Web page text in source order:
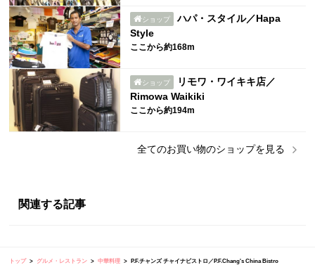
ショップ
ハパ・スタイル／Hapa
Style
ここから約168m
ショップ
リモワ・ワイキキ店／
Rimowa Waikiki
ここから約194m
全てのお買い物のショップを見る
関連する記事
トップ グルメ・レストラン 中華料理 P.F.チャンズ チャイナビストロ／P.F.Chang's China Bistro